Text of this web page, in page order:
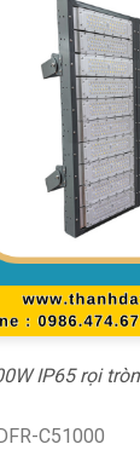
IP65 rọi
C51000